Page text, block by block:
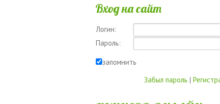
Вход на сайт
Логин:
Пароль:
запомнить
Забыл пароль |